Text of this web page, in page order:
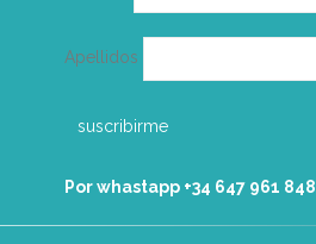
Apellidos
Por whastapp +34 ‭647 961 848‬